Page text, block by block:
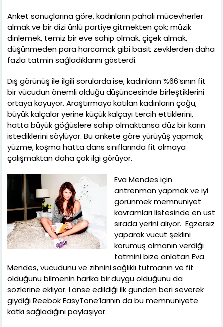
Anket sonuçlarına göre, kadınların pahalı mücevherler
almak ve bir dizi ünlü partiye gitmekten çok; müzik
dinlemek, temiz bir eve sahip olmak, çiçek almak,
düşünmeden para harcamak gibi basit zevklerden daha
fazla tatmin sağladıklarını gösterdi.
Dış görünüş ile ilgili sorularda ise, kadınların %66’sının fit
bir vücudun önemli olduğu düşüncesinde birleştiklerini
ortaya koyuyor. Araştırmaya katılan kadınların çoğu,
büyük kalçalar yerine küçük kalçayı tercih ettiklerini,
hatta büyük göğüslere sahip olmaktansa düz bir karın
istediklerini söylüyor. Bu ankete göre yürüyüş yapmak;
yüzme, koşma hatta dans sınıflarında fit olmaya
çalışmaktan daha çok ilgi görüyor.
Eva Mendes için
antrenman yapmak ve iyi
görünmek memnuniyet
kavramları listesinde en üst
sırada yerini alıyor. Egzersiz
yaparak vücut şeklini
korumuş olmanın verdiği
tatmini bize anlatan Eva
Mendes, vücudunu ve zihnini sağlıklı tutmanın ve fit
olduğunu bilmenin harika bir duygu olduğunu da
sözlerine ekliyor. Lanse edildiği ilk günden beri severek
giydiği Reebok EasyTone’larının da bu memnuniyete
katkı sağladığını paylaşıyor.